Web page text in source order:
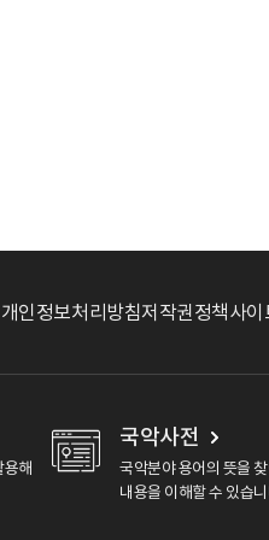
개인정보처리방침저작권정책사이
용해
국악사전
국악분야 용어의 뜻을
내용을 이해할 수 있습